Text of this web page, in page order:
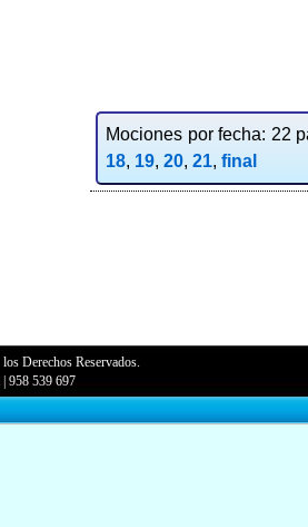
Mociones por fecha: 22
18, 19, 20, 21, final
Derechos Reservados.
|958 539 697